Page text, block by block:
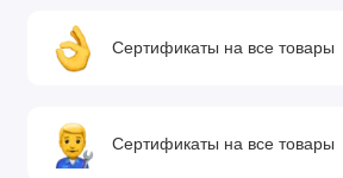
Сертификаты на все товары
Сертификаты на все товары